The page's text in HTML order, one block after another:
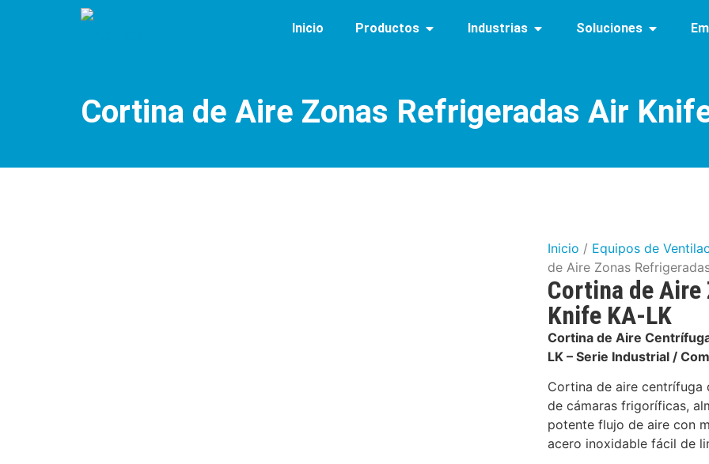
Inicio Productos Industrias Soluciones
Cortina de Aire Zonas Refrigeradas Air
Inicio / Equipos de
de Aire Zonas
Cortina de
Knife KA-LK
Cortina de Aire
LK – Serie Industrial /
Cortina de aire centrífuga
de cámaras frigoríficas,
potente flujo de aire con
acero inoxidable fácil de